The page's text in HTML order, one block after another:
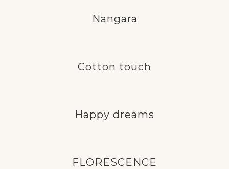
Nangara
Cotton touch
Happy dreams
FLORESCENCE